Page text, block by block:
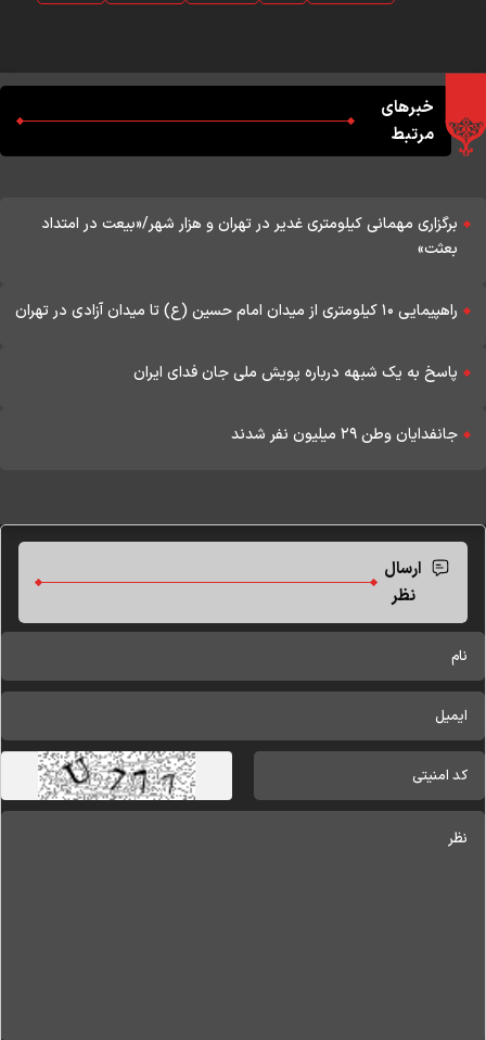
خبرهای
مرتبط
برگزاری مهمانی کیلومتری غدیر در تهران و هزار شهر/«بیعت در امتداد
بعثت»
راهپیمایی ۱۰ کیلومتری از میدان امام حسین (ع) تا میدان آزادی در تهران
پاسخ به یک شبهه درباره پویش ملی جان فدای ایران
جانفدایان وطن ۲۹ میلیون نفر شدند
ارسال
نظر